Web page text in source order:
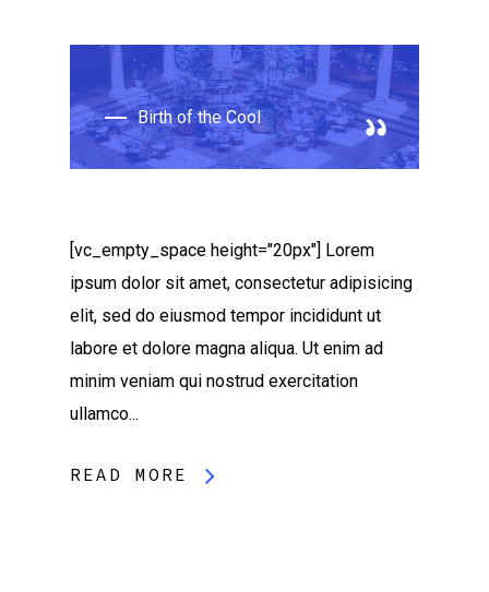
Birth of the Cool
[vc_empty_space height="20px"] Lorem
ipsum dolor sit amet, consectetur adipisicing
elit, sed do eiusmod tempor incididunt ut
labore et dolore magna aliqua. Ut enim ad
minim veniam qui nostrud exercitation
ullamco...
READ MORE